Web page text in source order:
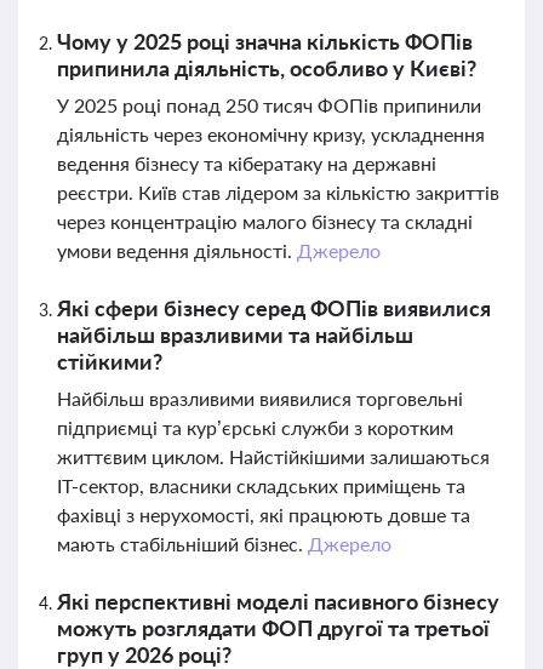
Чому у 2025 році значна кількість ФОПів
припинила діяльність, особливо у Києві?
У 2025 році понад 250 тисяч ФОПів припинили
діяльність через економічну кризу, ускладнення
ведення бізнесу та кібератаку на державні
реєстри. Київ став лідером за кількістю закриттів
через концентрацію малого бізнесу та складні
умови ведення діяльності. Джерело
Які сфери бізнесу серед ФОПів виявилися
найбільш вразливими та найбільш
стійкими?
Найбільш вразливими виявилися торговельні
підприємці та кур’єрські служби з коротким
життєвим циклом. Найстійкішими залишаються
IT-сектор, власники складських приміщень та
фахівці з нерухомості, які працюють довше та
мають стабільніший бізнес. Джерело
Які перспективні моделі пасивного бізнесу
можуть розглядати ФОП другої та третьої
груп у 2026 році?